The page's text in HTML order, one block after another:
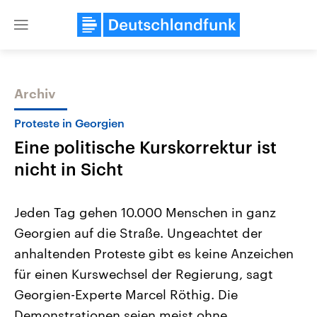
Close
Themen
Landtagswahl Sachsen-Anhalt
2026
Alle Informationen
Sachsen-Anhalt wählt am 6.
September 2026 einen neuen
Landtag. Seit 2021 wird das
Bundesland von einer Koalition aus
USA
Aktuelle Beiträge,
Hintergründe
Wirtschaftlich und
gehören die Vereinigten
den mächtigsten Ländern
mit großem Einfluss auf
Archiv
Proteste in Georgien
Eine politische Kurskorrektur ist
nicht in Sicht
Jeden Tag gehen 10.000 Menschen in ganz
Georgien auf die Straße. Ungeachtet der
anhaltenden Proteste gibt es keine Anzeichen
für einen Kurswechsel der Regierung, sagt
Georgien-Experte Marcel Röthig. Die